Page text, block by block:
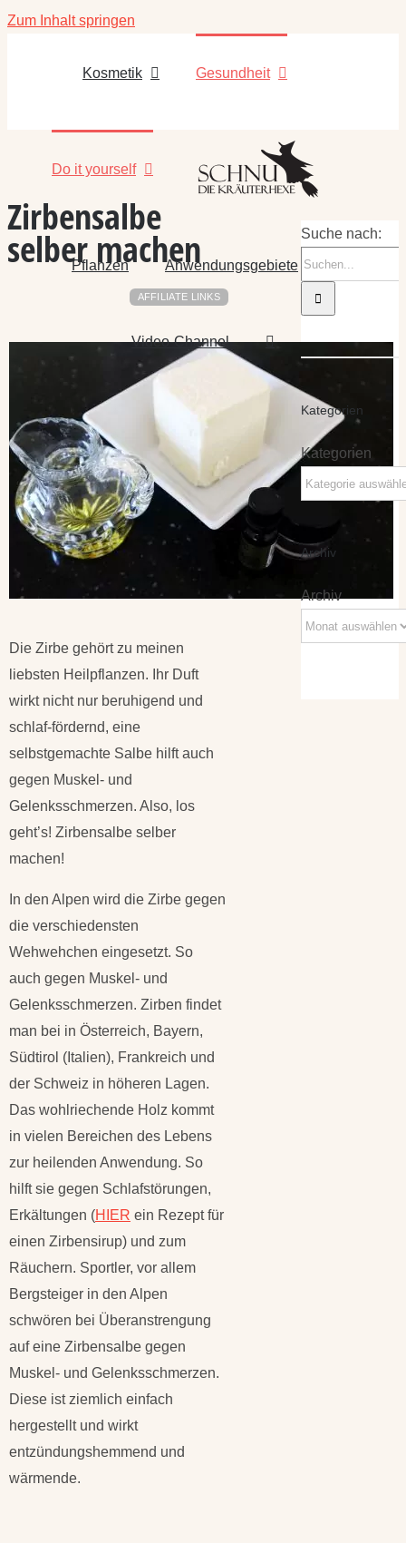
Zum Inhalt springen
Kosmetik Gesundheit
Do it yourself
Pflanzen Anwendungsgebiete
Video-Channel
Zirbensalbe
selber machen
AFFILIATE LINKS
Die Zirbe gehört zu meinen
liebsten Heilpflanzen. Ihr Duft
wirkt nicht nur beruhigend und
schlaf-fördernd, eine
selbstgemachte Salbe hilft auch
gegen Muskel- und
Gelenksschmerzen. Also, los
geht’s! Zirbensalbe selber
machen!
In den Alpen wird die Zirbe gegen
die verschiedensten
Wehwehchen eingesetzt. So
auch gegen Muskel- und
Gelenksschmerzen. Zirben findet
man bei in Österreich, Bayern,
Südtirol (Italien), Frankreich und
der Schweiz in höheren Lagen.
Das wohlriechende Holz kommt
in vielen Bereichen des Lebens
zur heilenden Anwendung. So
hilft sie gegen Schlafstörungen,
Erkältungen (HIER ein Rezept für
einen Zirbensirup) und zum
Räuchern. Sportler, vor allem
Bergsteiger in den Alpen
schwören bei Überanstrengung
auf eine Zirbensalbe gegen
Muskel- und Gelenksschmerzen.
Diese ist ziemlich einfach
hergestellt und wirkt
entzündungshemmend und
wärmende.
Suche nach:
Kategorien
Kategorien
Archiv
Archiv